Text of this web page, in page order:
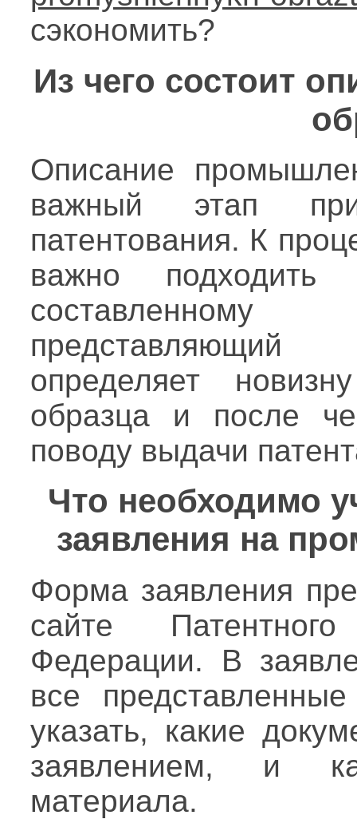
сэкономить?
Из чего состоит
Описание
важный этап
патентования. К
важно
представляющий
определяет
образца и после
поводу выдачи
Что необходимо
заявления на
Форма заявления
сайте
Федерации. В
все
указать, какие
заявлением, и
материала.